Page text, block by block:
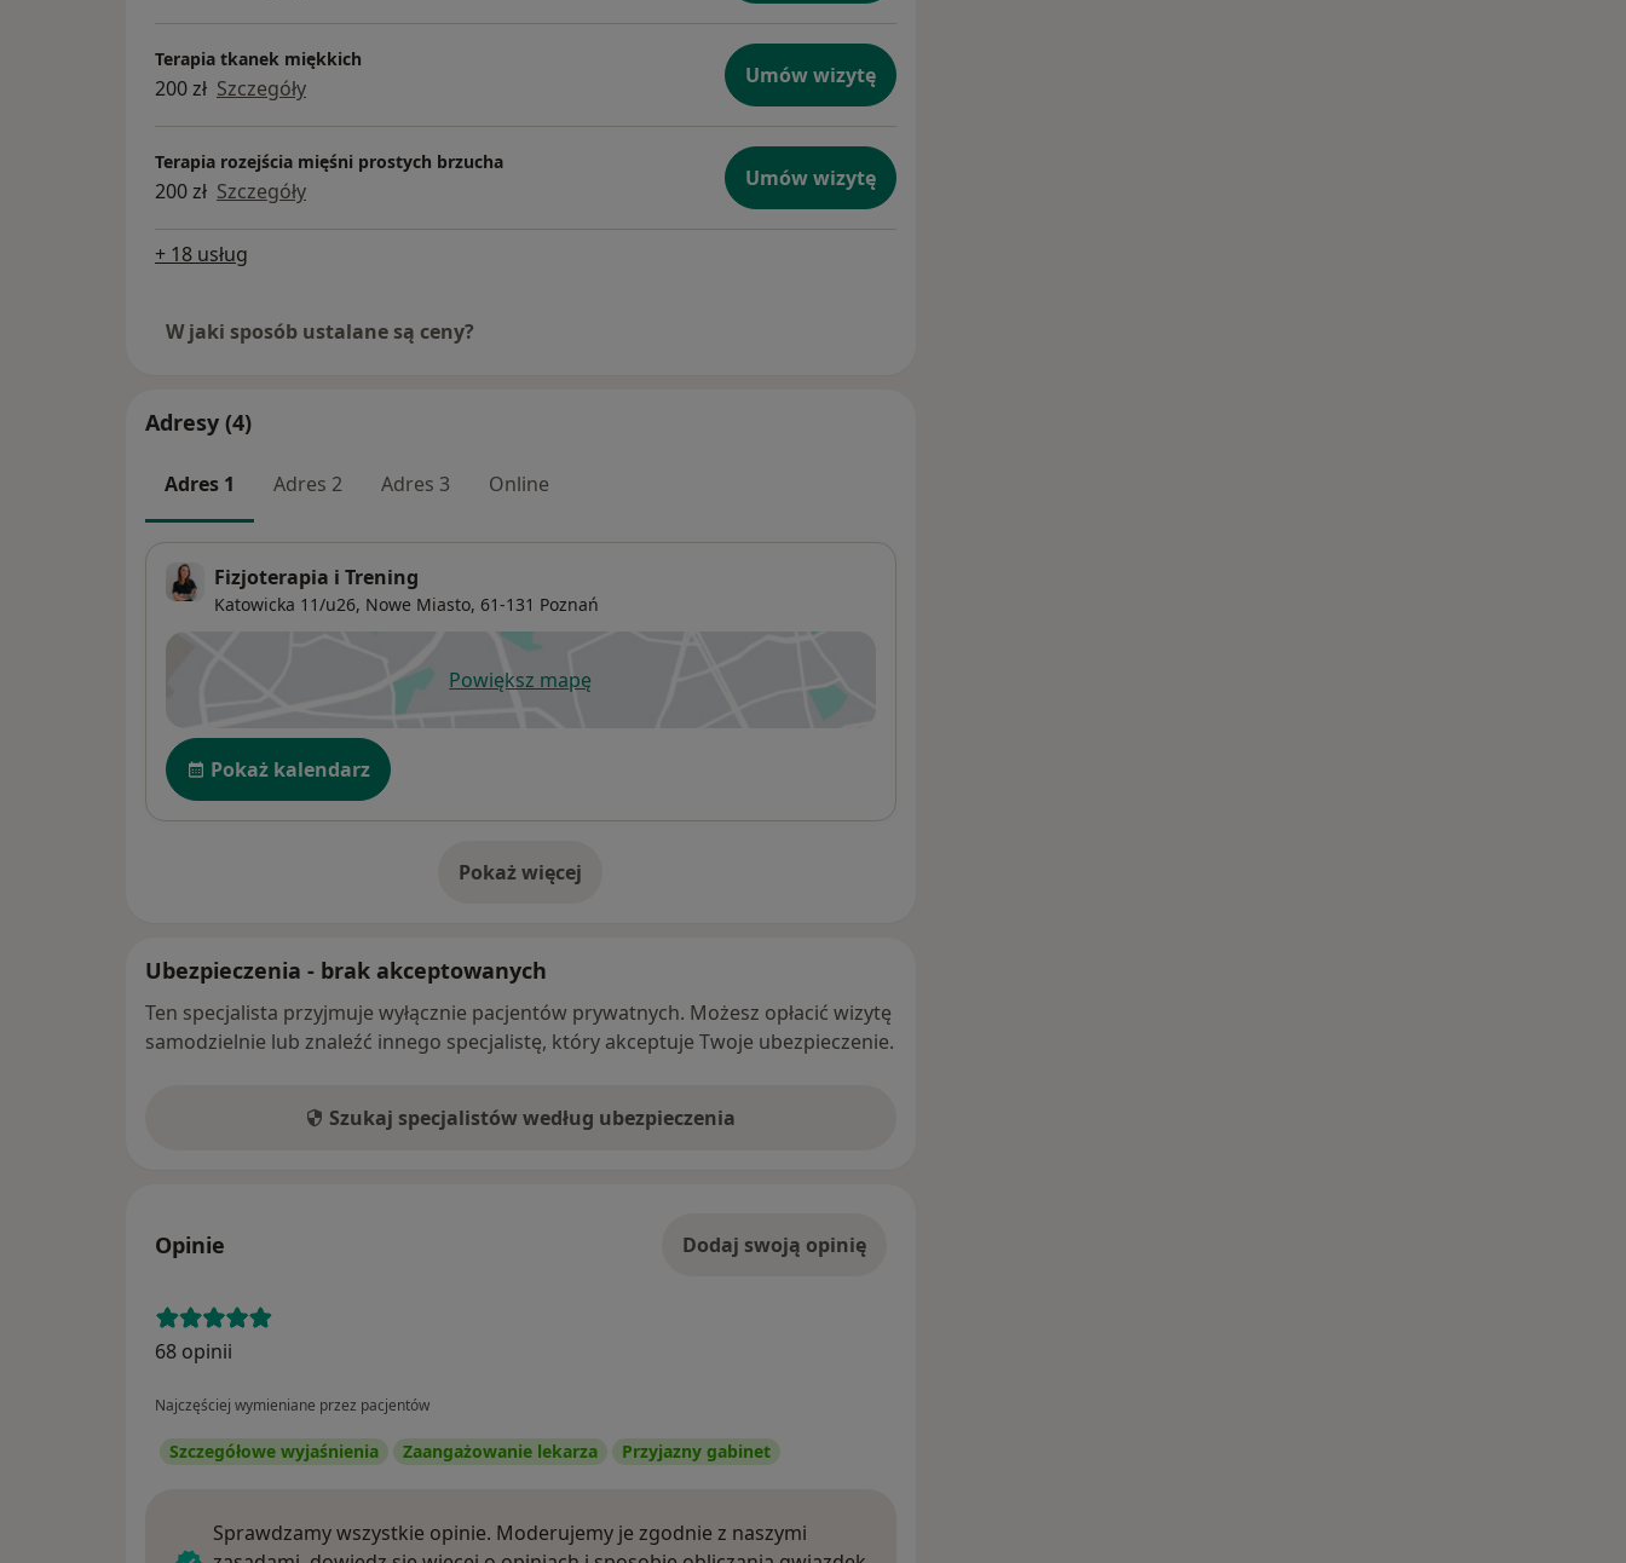
Terapia tkanek miękkich
200 zł Szczegóły Umów wizytę
Terapia rozejścia mięśni prostych brzucha
200 zł Szczegóły Umów wizytę
+ 18 usług
W jaki sposób ustalane są ceny?
Adresy (4)
Adres 1 Adres 2 Adres 3 Online
Fizjoterapia i Trening
Katowicka 11/u26, Nowe Miasto, 61-131 Poznań
Powiększ mapęotwiera się w nowej karcie
Dostępność
Pokaż kalendarz
Pokaż więcej
o adresie
Ubezpieczenia - brak akceptowanych
Ten specjalista przyjmuje wyłącznie pacjentów prywatnych. Możesz opłacić wizytę
samodzielnie lub znaleźć innego specjalistę, który akceptuje Twoje ubezpieczenie.
Szukaj specjalistów według ubezpieczenia
Opinie Dodaj swoją opinię
68 opinii
Najczęściej wymieniane przez pacjentów
Szczegółowe wyjaśnienia Zaangażowanie lekarza Przyjazny gabinet
Sprawdzamy wszystkie opinie. Moderujemy je zgodnie z naszymi